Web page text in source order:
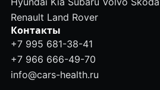
Renault Land Rover
Контакты
+7 995 681-38-41
+7 966 666-49-70
info@cars-health.ru